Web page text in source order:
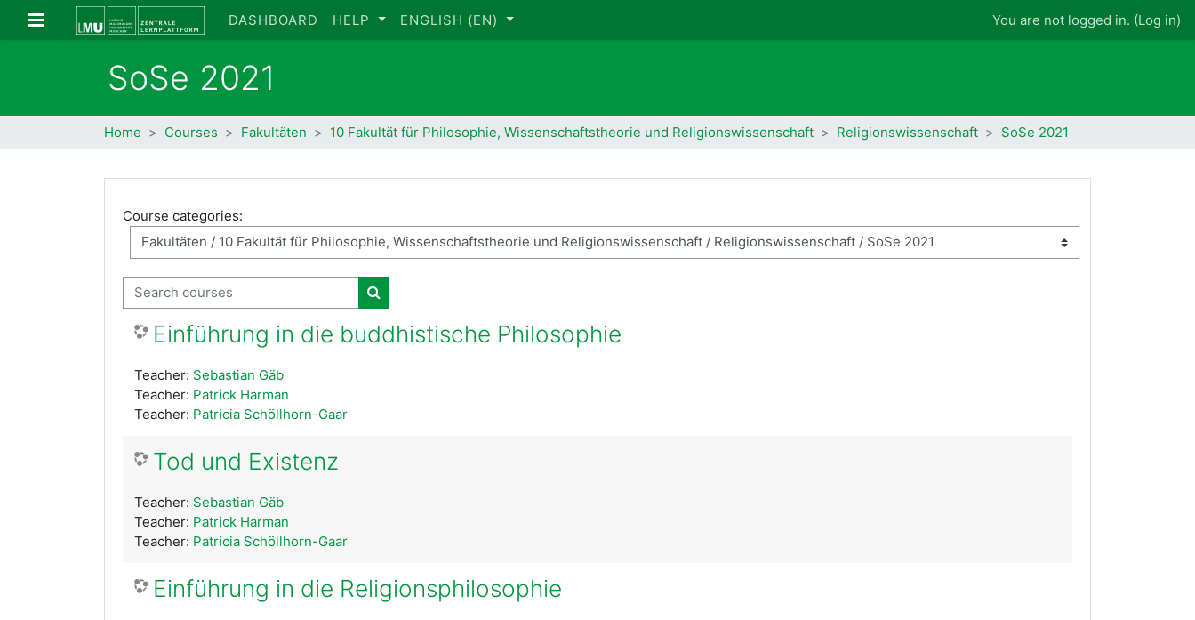
Skip to main content
Side panel DASHBOARD HELP ENGLISH ‎(EN)‎ You are not logged in. (Log in)
SoSe 2021
Home Courses Fakultäten 10 Fakultät für Philosophie, Wissenschaftstheorie und Religionswissenschaft Religionswissenschaft SoSe 2021
Course categories:
Search courses
Search courses
Einführung in die buddhistische Philosophie
Teacher: Sebastian Gäb
Teacher: Patrick Harman
Teacher: Patricia Schöllhorn-Gaar
Tod und Existenz
Teacher: Sebastian Gäb
Teacher: Patrick Harman
Teacher: Patricia Schöllhorn-Gaar
Einführung in die Religionsphilosophie